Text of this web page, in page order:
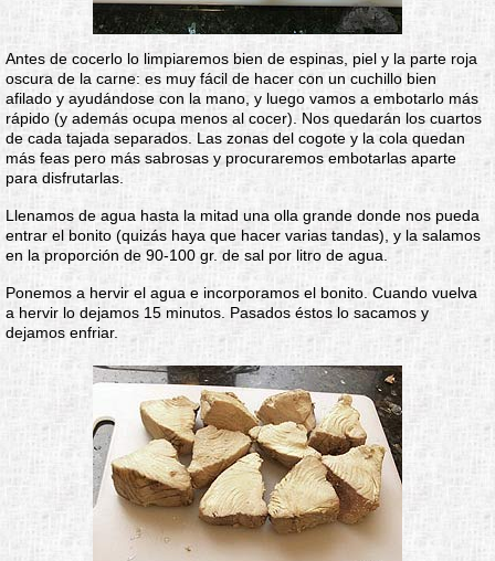
Antes de cocerlo lo limpiaremos bien de espinas, piel y la parte roja
oscura de la carne: es muy fácil de hacer con un cuchillo bien
afilado y ayudándose con la mano, y luego vamos a embotarlo más
rápido (y además ocupa menos al cocer). Nos quedarán los cuartos
de cada tajada separados. Las zonas del cogote y la cola quedan
más feas pero más sabrosas y procuraremos embotarlas aparte
para disfrutarlas.
Llenamos de agua hasta la mitad una olla grande donde nos pueda
entrar el bonito (quizás haya que hacer varias tandas), y la salamos
en la proporción de 90-100 gr. de sal por litro de agua.
Ponemos a hervir el agua e incorporamos el bonito. Cuando vuelva
a hervir lo dejamos 15 minutos. Pasados éstos lo sacamos y
dejamos enfriar.